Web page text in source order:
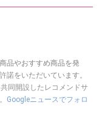
品やおすすめ商品を発
諾をいただいています。
同開設したレコメンドサ
Googleニュースでフォロ